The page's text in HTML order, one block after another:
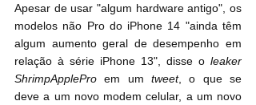
Apesar de usar "algum hardware antigo", os
modelos não Pro do ‌iPhone 14‌ "ainda têm
algum aumento geral de desempenho em
relação à série ‌iPhone 13‌", disse o leaker
ShrimpApplePro em um tweet, o que se
deve a um novo modem celular, a um novo